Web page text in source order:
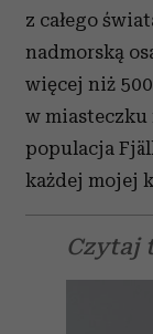
z całego
nadmorską
więcej niż
w miasteczku
populacja
każdej mojej
Czytaj